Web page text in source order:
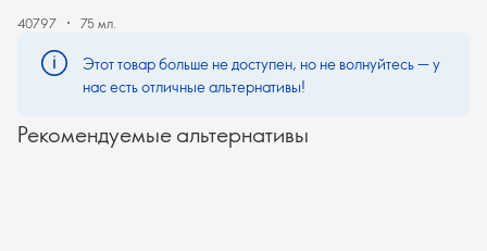
40797 75 мл.
Этот товар больше не доступен, но не волнуйтесь — у
нас есть отличные альтернативы!
Рекомендуемые альтернативы